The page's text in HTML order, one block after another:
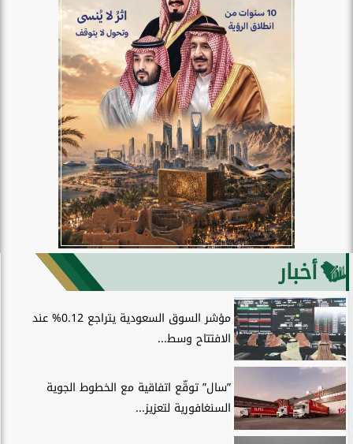
أخبار
مؤشر السوق السعودية يتراجع 0.12% عند
الافتتاح وسط...
”سال” توقّع اتفاقية مع الخطوط الجوية
السنغافورية لتعزيز...